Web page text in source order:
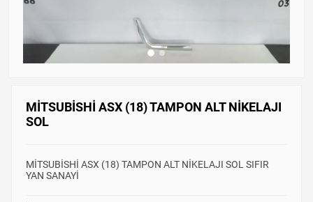
MİTSUBİSHİ ASX (18) TAMPON ALT NİKELAJI
SOL
MİTSUBİSHİ ASX (18) TAMPON ALT NİKELAJI SOL SIFIR
YAN SANAYİ